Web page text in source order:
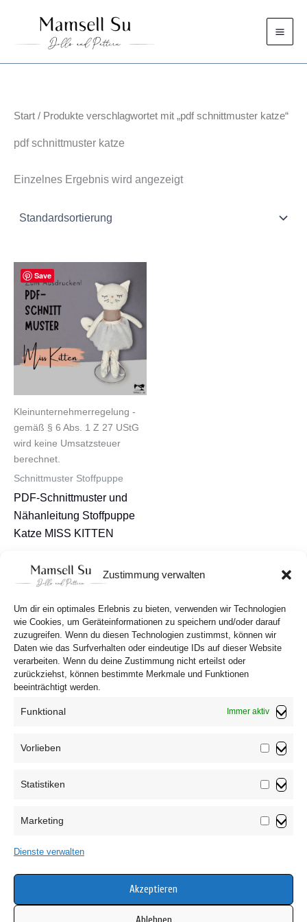
Zustimmung verwalten
Um dir ein optimales Erlebnis zu bieten, verwenden wir Technologien
wie Cookies, um Geräteinformationen zu speichern und/oder darauf
zuzugreifen. Wenn du diesen Technologien zustimmst, können wir
Daten wie das Surfverhalten oder eindeutige IDs auf dieser Website
verarbeiten. Wenn du deine Zustimmung nicht erteilst oder
zurückziehst, können bestimmte Merkmale und Funktionen
beeinträchtigt werden.
Funktional Immer aktiv
Vorlieben
Statistiken
Marketing
Dienste verwalten
Akzeptieren
springen
Start / Produkte verschlagwortet mit „pdf schnittmuster katze“
pdf schnittmuster katze
Einzelnes Ergebnis wird angezeigt
Kleinunternehmerregelung -
gemäß § 6 Abs. 1 Z 27 UStG
wird keine Umsatzsteuer
berechnet.
Schnittmuster Stoffpuppe
PDF-Schnittmuster und
Nähanleitung Stoffpuppe
Katze MISS KITTEN
In den Warenkorb
Cookie-Richtlinie (EU)
Save